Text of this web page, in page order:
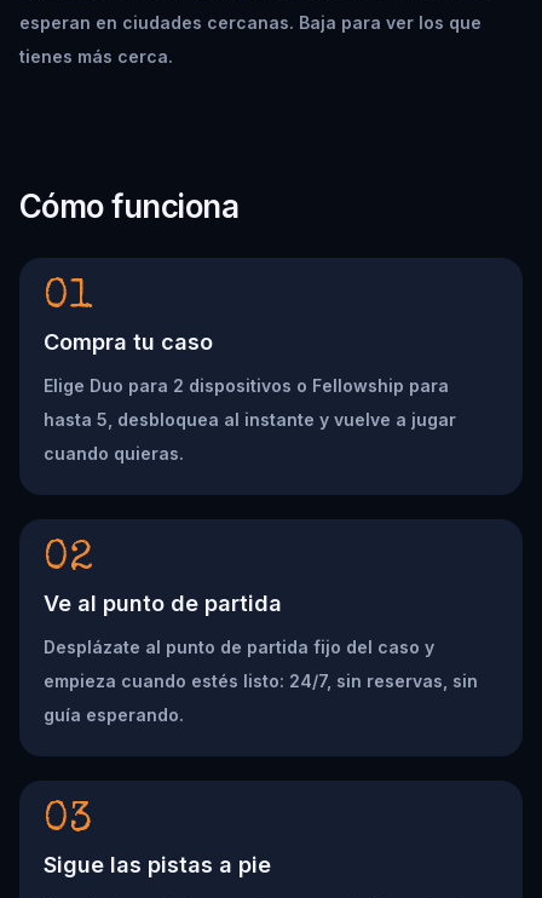
esperan en ciudades cercanas. Baja para ver los que
tienes más cerca.
Cómo funciona
01
Compra tu caso
Elige Duo para 2 dispositivos o Fellowship para
hasta 5, desbloquea al instante y vuelve a jugar
cuando quieras.
02
Ve al punto de partida
Desplázate al punto de partida fijo del caso y
empieza cuando estés listo: 24/7, sin reservas, sin
guía esperando.
03
Sigue las pistas a pie